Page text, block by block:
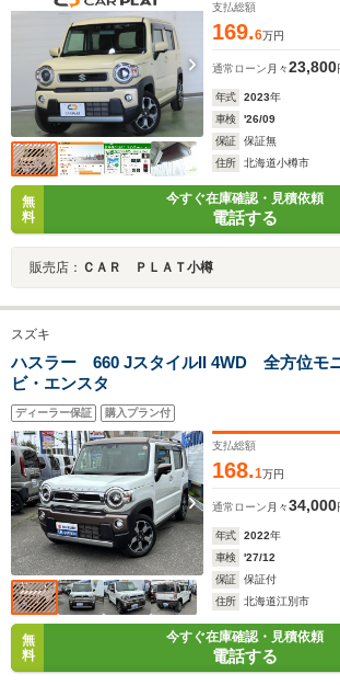
支払総額
169.6万円
通常ローン 月々23,800
年式 2023年
車検
'26/09
保証
保証無
住所
北海道小樽市
無
料
今すぐ在庫確認・見積依頼
電話する
販売店： ＣＡＲ ＰＬＡＴ小樽
スズキ
ハスラー 660 JスタイルII 4WD 全方位モ
ビ・エンスタ
ディーラー保証 購入プラン付
支払総額
168.1万円
通常ローン 月々34,000
年式 2022年
車検
'27/12
保証
保証付
住所
北海道江別市
無
料
今すぐ在庫確認・見積依頼
電話する